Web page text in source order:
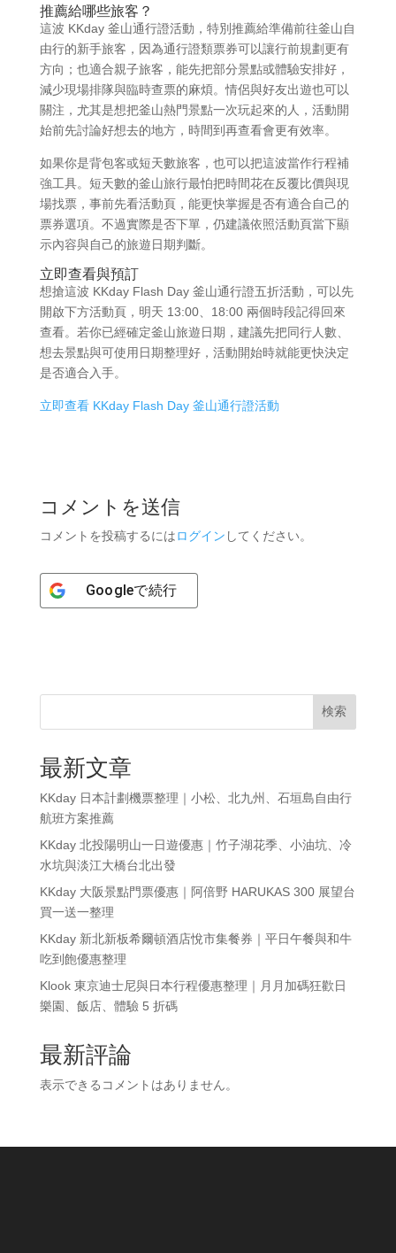
推薦給哪些旅客？
這波 KKday 釜山通行證活動，特別推薦給準備前往釜山自
由行的新手旅客，因為通行證類票券可以讓行前規劃更有
方向；也適合親子旅客，能先把部分景點或體驗安排好，
減少現場排隊與臨時查票的麻煩。情侶與好友出遊也可以
關注，尤其是想把釜山熱門景點一次玩起來的人，活動開
始前先討論好想去的地方，時間到再查看會更有效率。
如果你是背包客或短天數旅客，也可以把這波當作行程補
強工具。短天數的釜山旅行最怕把時間花在反覆比價與現
場找票，事前先看活動頁，能更快掌握是否有適合自己的
票券選項。不過實際是否下單，仍建議依照活動頁當下顯
示內容與自己的旅遊日期判斷。
立即查看與預訂
想搶這波 KKday Flash Day 釜山通行證五折活動，可以先
開啟下方活動頁，明天 13:00、18:00 兩個時段記得回來
查看。若你已經確定釜山旅遊日期，建議先把同行人數、
想去景點與可使用日期整理好，活動開始時就能更快決定
是否適合入手。
立即查看 KKday Flash Day 釜山通行證活動
コメントを送信
コメントを投稿するにはログイン してください。
Googleで続行
検索
最新文章
KKday 日本計劃機票整理｜小松、北九州、石垣島自由行
航班方案推薦
KKday 北投陽明山一日遊優惠｜竹子湖花季、小油坑、冷
水坑與淡江大橋台北出發
KKday 大阪景點門票優惠｜阿倍野 HARUKAS 300 展望台
買一送一整理
KKday 新北新板希爾頓酒店悅市集餐券｜平日午餐與和牛
吃到飽優惠整理
Klook 東京迪士尼與日本行程優惠整理｜月月加碼狂歡日
樂園、飯店、體驗 5 折碼
最新評論
表示できるコメントはありません。